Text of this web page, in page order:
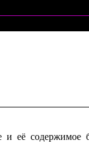
её